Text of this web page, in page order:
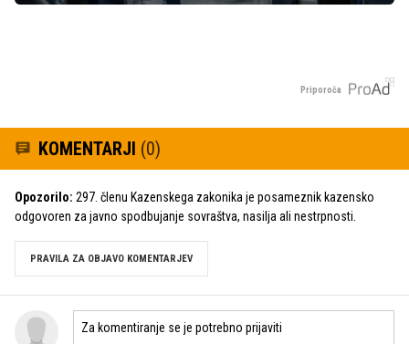
Priporoča
KOMENTARJI (0)
Opozorilo: 297. členu Kazenskega zakonika je posameznik kazensko
odgovoren za javno spodbujanje sovraštva, nasilja ali nestrpnosti.
PRAVILA ZA OBJAVO KOMENTARJEV